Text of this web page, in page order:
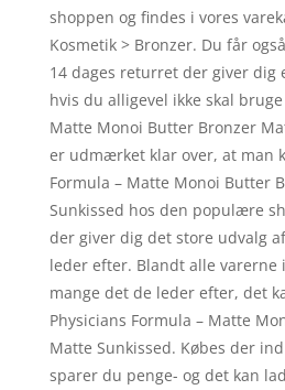
shoppen og findes i vores
Kosmetik > Bronzer. Du får
14 dages returret der giver dig
hvis du alligevel ikke skal
Matte Monoi Butter Bronzer
er udmærket klar over, at man
Formula – Matte Monoi Butter
Sunkissed hos den populære
der giver dig det store udvalg
leder efter. Blandt alle varerne
mange det de leder efter, det
Physicians Formula – Matte
Matte Sunkissed. Købes der
sparer du penge- og det kan